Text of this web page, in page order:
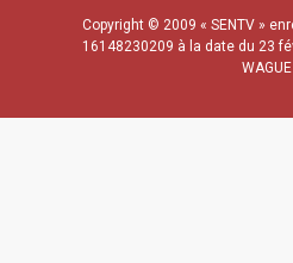
Copyright © 2009 « SENTV »
16148230209 à la date du 23
WAGUE